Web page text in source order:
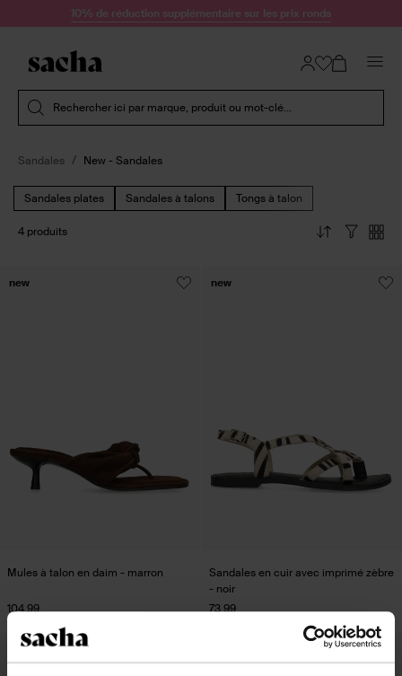
Passer au contenu10% de réduction supplémentaire sur les prix ronds
Rechercher ici par marque, produit ou mot-clé...
Sandales New - Sandales
Sandales plates Sandales à talons Tongs à talon
4 produits
Mules à talon en daim - marron
104.99
new
Sandales en cuir avec imprimé zèbre
- noir
73.99
new
new